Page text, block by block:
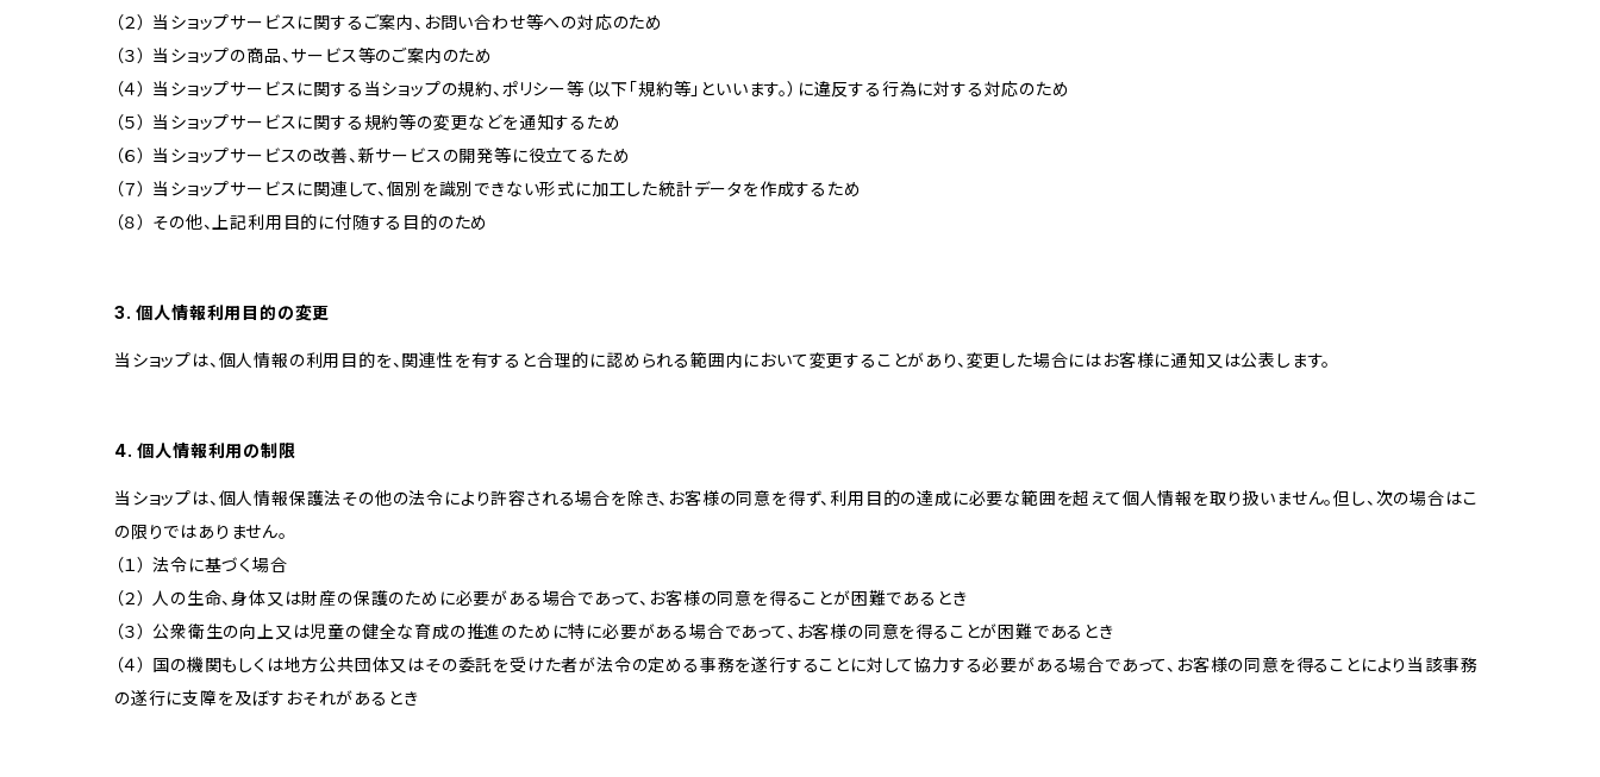
（２） 当ショップサービスに関するご案内、お問い合わせ等への対応のため
（３） 当ショップの商品、サービス等のご案内のため
（４） 当ショップサービスに関する当ショップの規約、ポリシー等（以下「規約等」といいます。）に違反する行為に対する対応のため
（５） 当ショップサービスに関する規約等の変更などを通知するため
（６） 当ショップサービスの改善、新サービスの開発等に役立てるため
（７） 当ショップサービスに関連して、個別を識別できない形式に加工した統計データを作成するため
（８） その他、上記利用目的に付随する目的のため
3. 個人情報利用目的の変更
当ショップは、個人情報の利用目的を、関連性を有すると合理的に認められる範囲内において変更することがあり、変更した場合にはお客様に通知又は公表します。
4. 個人情報利用の制限
当ショップは、個人情報保護法その他の法令により許容される場合を除き、お客様の同意を得ず、利用目的の達成に必要な範囲を超えて個人情報を取り扱いません。但し、次の場合はこ
の限りではありません。
（１） 法令に基づく場合
（２） 人の生命、身体又は財産の保護のために必要がある場合であって、お客様の同意を得ることが困難であるとき
（３） 公衆衛生の向上又は児童の健全な育成の推進のために特に必要がある場合であって、お客様の同意を得ることが困難であるとき
（４） 国の機関もしくは地方公共団体又はその委託を受けた者が法令の定める事務を遂行することに対して協力する必要がある場合であって、お客様の同意を得ることにより当該事務
の遂行に支障を及ぼすおそれがあるとき